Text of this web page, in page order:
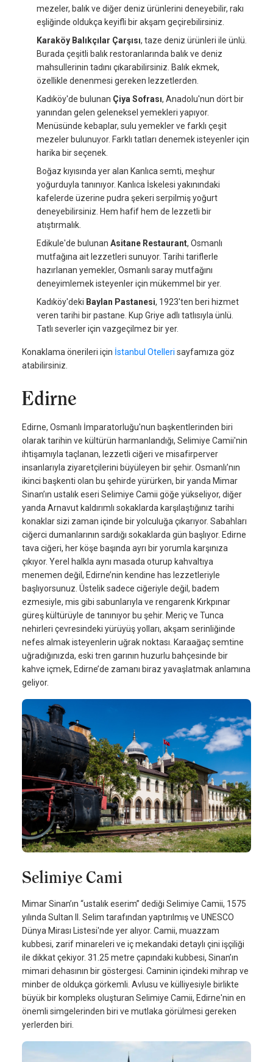
mezeler, balık ve diğer deniz ürünlerini deneyebilir, rakı
eşliğinde oldukça keyifli bir akşam geçirebilirsiniz.
Karaköy Balıkçılar Çarşısı, taze deniz ürünleri ile ünlü.
Burada çeşitli balık restoranlarında balık ve deniz
mahsullerinin tadını çıkarabilirsiniz. Balık ekmek,
özellikle denenmesi gereken lezzetlerden.
Kadıköy'de bulunan Çiya Sofrası, Anadolu'nun dört bir
yanından gelen geleneksel yemekleri yapıyor.
Menüsünde kebaplar, sulu yemekler ve farklı çeşit
mezeler bulunuyor. Farklı tatları denemek isteyenler için
harika bir seçenek.
Boğaz kıyısında yer alan Kanlıca semti, meşhur
yoğurduyla tanınıyor. Kanlıca İskelesi yakınındaki
kafelerde üzerine pudra şekeri serpilmiş yoğurt
deneyebilirsiniz. Hem hafif hem de lezzetli bir
atıştırmalık.
Edikule'de bulunan Asitane Restaurant, Osmanlı
mutfağına ait lezzetleri sunuyor. Tarihi tariflerle
hazırlanan yemekler, Osmanlı saray mutfağını
deneyimlemek isteyenler için mükemmel bir yer.
Kadıköy'deki Baylan Pastanesi, 1923'ten beri hizmet
veren tarihi bir pastane. Kup Griye adlı tatlısıyla ünlü.
Tatlı severler için vazgeçilmez bir yer.
Konaklama önerileri için İstanbul Otelleri sayfamıza göz
atabilirsiniz.
Edirne
Edirne, Osmanlı İmparatorluğu'nun başkentlerinden biri
olarak tarihin ve kültürün harmanlandığı, Selimiye Camii'nin
ihtişamıyla taçlanan, lezzetli ciğeri ve misafirperver
insanlarıyla ziyaretçilerini büyüleyen bir şehir. Osmanlı’nın
ikinci başkenti olan bu şehirde yürürken, bir yanda Mimar
Sinan’ın ustalık eseri Selimiye Camii göğe yükseliyor, diğer
yanda Arnavut kaldırımlı sokaklarda karşılaştığınız tarihi
konaklar sizi zaman içinde bir yolculuğa çıkarıyor. Sabahları
ciğerci dumanlarının sardığı sokaklarda gün başlıyor. Edirne
tava ciğeri, her köşe başında ayrı bir yorumla karşınıza
çıkıyor. Yerel halkla aynı masada oturup kahvaltıya
menemen değil, Edirne’nin kendine has lezzetleriyle
başlıyorsunuz. Üstelik sadece ciğeriyle değil, badem
ezmesiyle, mis gibi sabunlarıyla ve rengarenk Kırkpınar
güreş kültürüyle de tanınıyor bu şehir. Meriç ve Tunca
nehirleri çevresindeki yürüyüş yolları, akşam serinliğinde
nefes almak isteyenlerin uğrak noktası. Karaağaç semtine
uğradığınızda, eski tren garının huzurlu bahçesinde bir
kahve içmek, Edirne’de zamanı biraz yavaşlatmak anlamına
geliyor.
Selimiye Cami
Mimar Sinan’ın “ustalık eserim” dediği Selimiye Camii, 1575
yılında Sultan II. Selim tarafından yaptırılmış ve UNESCO
Dünya Mirası Listesi'nde yer alıyor. Camii, muazzam
kubbesi, zarif minareleri ve iç mekandaki detaylı çini işçiliği
ile dikkat çekiyor. 31.25 metre çapındaki kubbesi, Sinan’ın
mimari dehasının bir göstergesi. Caminin içindeki mihrap ve
minber de oldukça görkemli. Avlusu ve külliyesiyle birlikte
büyük bir kompleks oluşturan Selimiye Camii, Edirne'nin en
önemli simgelerinden biri ve mutlaka görülmesi gereken
yerlerden biri.